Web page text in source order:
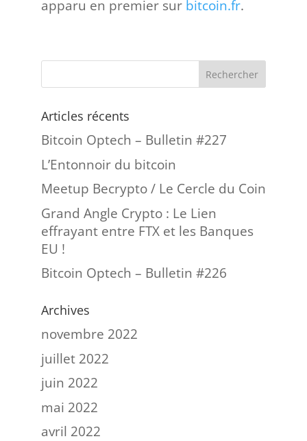
apparu en premier sur bitcoin.fr.
Articles récents
Bitcoin Optech – Bulletin #227
L’Entonnoir du bitcoin
Meetup Becrypto / Le Cercle du Coin
Grand Angle Crypto : Le Lien
effrayant entre FTX et les Banques
EU !
Bitcoin Optech – Bulletin #226
Archives
novembre 2022
juillet 2022
juin 2022
mai 2022
avril 2022